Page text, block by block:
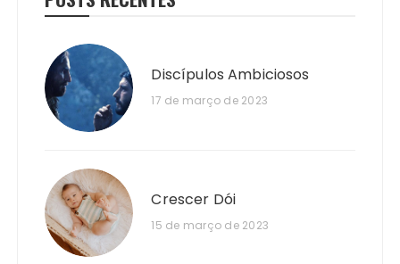
Discípulos Ambiciosos
17 de março de 2023
Crescer Dói
15 de março de 2023